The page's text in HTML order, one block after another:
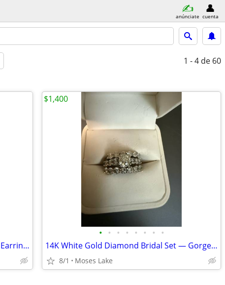
anúnciate cuenta
1 - 4 de 60
Le Vian 14K White Gold Diamond Halo Earrings
• • • • • • • •
14K White Gold Diamond Bridal Set — Gorgeous 3‑Piece Trio
8/1 Moses Lake
$1,400